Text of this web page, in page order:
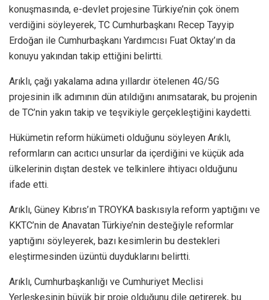
konuşmasında, e-devlet projesine Türkiye’nin çok önem
verdiğini söyleyerek, TC Cumhurbaşkanı Recep Tayyip
Erdoğan ile Cumhurbaşkanı Yardımcısı Fuat Oktay’ın da
konuyu yakından takip ettiğini belirtti.
Arıklı, çağı yakalama adına yıllardır ötelenen 4G/5G
projesinin ilk adımının dün atıldığını anımsatarak, bu projenin
de TC’nin yakın takip ve teşvikiyle gerçekleştiğini kaydetti.
Hükümetin reform hükümeti olduğunu söyleyen Arıklı,
reformların can acıtıcı unsurlar da içerdiğini ve küçük ada
ülkelerinin dıştan destek ve telkinlere ihtiyacı olduğunu
ifade etti.
Arıklı, Güney Kıbrıs’ın TROYKA baskısıyla reform yaptığını ve
KKTC’nin de Anavatan Türkiye’nin desteğiyle reformlar
yaptığını söyleyerek, bazı kesimlerin bu destekleri
eleştirmesinden üzüntü duyduklarını belirtti.
Arıklı, Cumhurbaşkanlığı ve Cumhuriyet Meclisi
Yerleşkesinin büyük bir proje olduğunu dile getirerek, bu